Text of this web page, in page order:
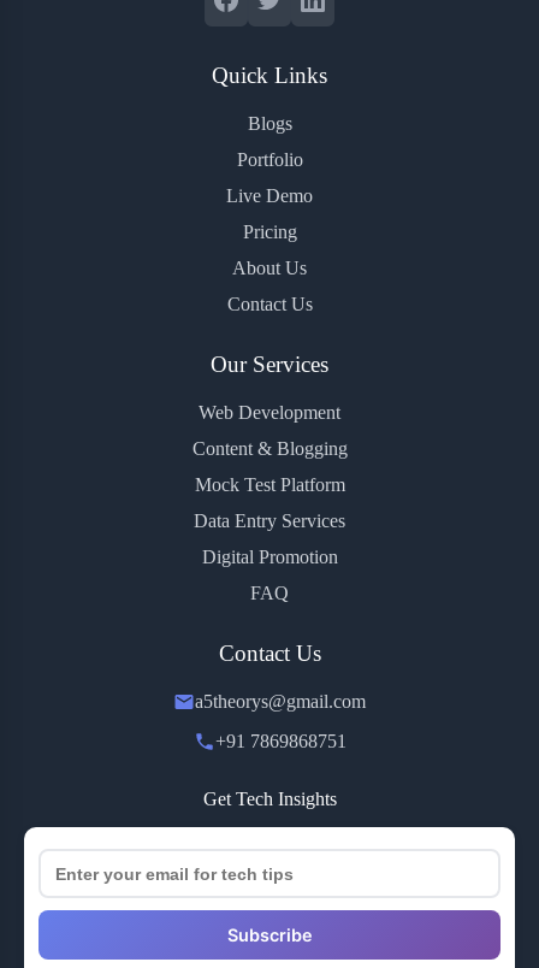
Quick Links
Blogs
Portfolio
Live Demo
Pricing
About Us
Contact Us
Our Services
Web Development
Content & Blogging
Mock Test Platform
Data Entry Services
Digital Promotion
FAQ
Contact Us
a5theorys@gmail.com
+91 7869868751
Get Tech Insights
Subscribe